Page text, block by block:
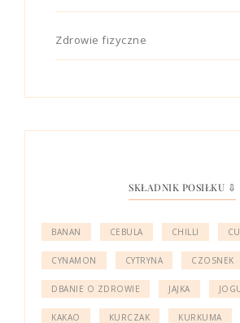
Zdrowie fizyczne
SKŁADNIK POSIŁKU ⇩
BANAN CEBULA CHILLI
CYNAMON CYTRYNA CZOSNEK
DBANIE O ZDROWIE JAJKA
KAKAO KURCZAK KURKUMA